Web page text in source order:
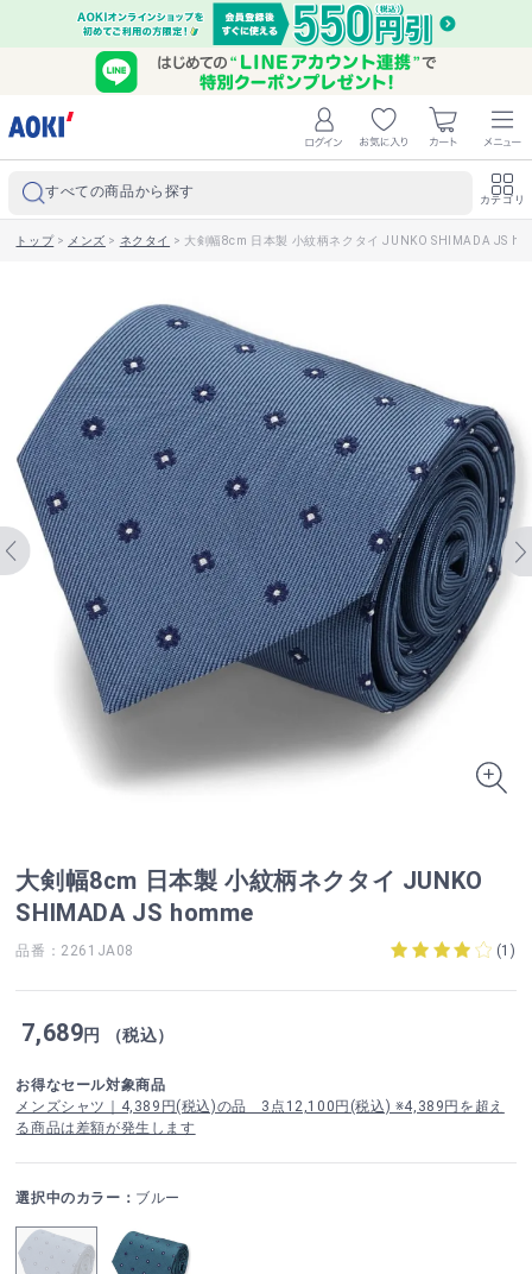
すべての商品から探す カテゴリ
トップ> メンズ > ネクタイ > 大剣幅8cm 日本製 小紋柄ネクタイ JUNKO SHIMADA JS
大剣幅8cm 日本製 小紋柄ネクタイ JUNKO
SHIMADA JS homme
品番：2261JA08 (1 )
7,689円 （税込）
お得なセール対象商品
メンズシャツ｜4,389円(税込)の品 3点12,100円(税込) ※4,389円を超え
る商品は差額が発生します
選択中のカラー： ブルー